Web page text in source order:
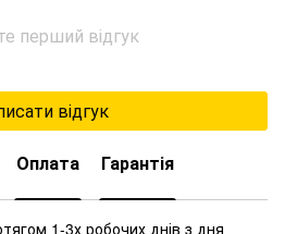
перший відгук
відгук
Оплата Гарантія
1-3х робочих днів з дня